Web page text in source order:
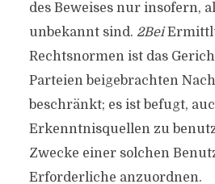
des Beweises nur insofern,
unbekannt sind. 2Bei
Rechtsnormen ist das
Parteien beigebrachten
beschränkt; es ist befugt,
Erkenntnisquellen zu
Zwecke einer solchen
Erforderliche anzuordnen.